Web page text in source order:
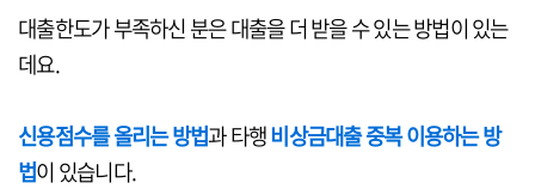
대출한도가 부족하신 분은 대출을 더 받을 수 있는 방법이 있는
데요.
신용점수를 올리는 방법과 타행비상금대출 중복 이용하는 방
법이 있습니다.